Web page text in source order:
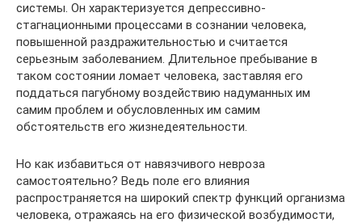
системы. Он характеризуется депрессивно-
стагнационными процессами в сознании человека,
повышенной раздражительностью и считается
серьезным заболеванием. Длительное пребывание в
таком состоянии ломает человека, заставляя его
поддаться пагубному воздействию надуманных им
самим проблем и обусловленных им самим
обстоятельств его жизнедеятельности.
Но как избавиться от навязчивого невроза
самостоятельно? Ведь поле его влияния
распространяется на широкий спектр функций организма
человека, отражаясь на его физической возбудимости,